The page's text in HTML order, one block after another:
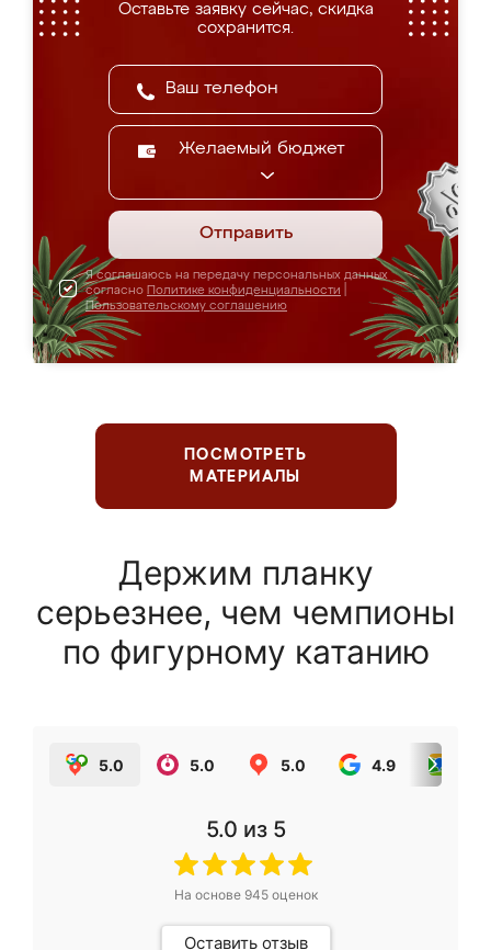
Оставьте заявку сейчас, скидка
сохранится.
Желаемый бюджет
Отправить
Я соглашаюсь на передачу персональных данных
согласно Политике конфиденциальности
Пользовательскому соглашению
ПОСМОТРЕТЬ
МАТЕРИАЛЫ
Держим планку
серьезнее, чем чемпионы
по фигурному катанию
5.0 5.0 5.0 4.9
5.0 из 5
На основе 945оценок
Оставить отзыв